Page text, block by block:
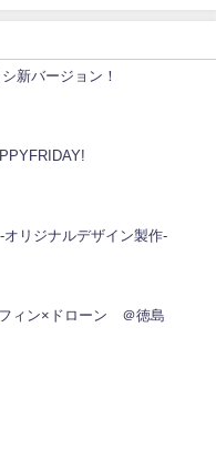
新バージョン！
リジナルデザイン製作-
ィン×ドローン ＠徳島